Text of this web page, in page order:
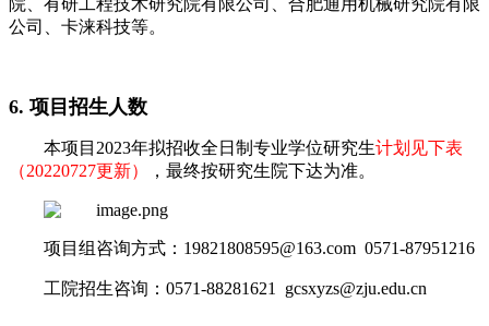
院、有研工程技术研究院有限公司、合肥通用机械研究院有限
公司、卡涞科技等。
6. 项目招生人数
本项目2023年拟招收全日制专业学位研究生计划见下表
（20220727更新）
，最终按研究生院下达为准。
项目组咨询方式：19821808595@163.com 0571-87951216
工院招生咨询：0571-88281621 gcsxyzs@zju.edu.cn